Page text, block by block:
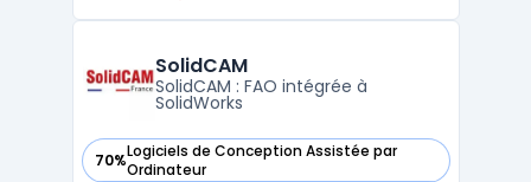
environnement CAO. Le moteur de
reconnaissance de formes (Feature-Based
SolidCAM
SolidCAM : FAO intégrée à
SolidWorks
70%Logiciels de Conception Assistée par
Ordinateur
— voir SolidCAM dans cette catégorie